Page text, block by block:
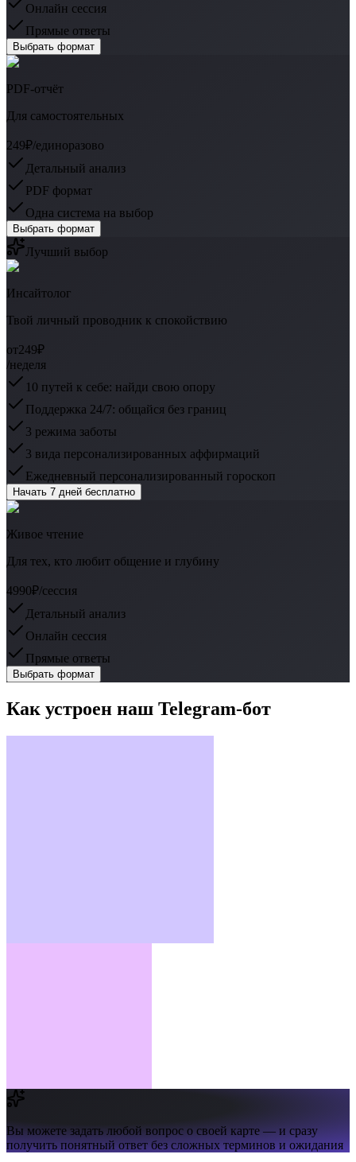
Онлайн сессия
Прямые ответы
Выбрать формат
PDF-отчёт
Для самостоятельных
249₽/единоразово
Детальный анализ
PDF формат
Одна система на выбор
Выбрать формат
Лучший выбор
Инсайтолог
Твой личный проводник к спокойствию
от249₽
/неделя
10 путей к себе: найди свою опору
Поддержка 24/7: общайся без границ
3 режима заботы
3 вида персонализированных аффирмаций
Ежедневный персонализированный гороскоп
Начать 7 дней бесплатно
Живое чтение
Для тех, кто любит общение и глубину
4990₽/сессия
Детальный анализ
Онлайн сессия
Прямые ответы
Выбрать формат
Как устроен наш Telegram-бот
Вы можете задать любой вопрос о своей карте — и сразу
получить понятный ответ без сложных терминов и ожидания